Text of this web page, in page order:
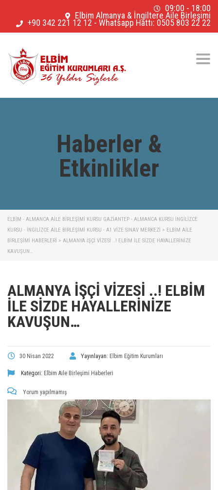
09:00 - 18:00
Elbim Almanya & İngiltere Aile Birleşimi
+90 342 221 12 12 - Whatsapp Hattı: 0505 803 22 22
Haberler &
Etkinlikler
ELBİM - ALMANCA AILE BIRLEŞIMI KURSU GAZIANTEP - ALMANCA KURSU İNGILIZCE
KURSU - İNGILIZCE AILE BIRLEŞIMI KURSU - A1 VIZE SINAV MERKEZI > ELBIM AILE
BIRLEŞIMI HABERLERI > ALMANYA İŞÇİ VİZESİ ..! ELBIM ILE SIZDE HAYALLERINIZE
KAVUŞUN…
ALMANYA İŞÇİ VİZESİ ..! ELBIM
ILE SIZDE HAYALLERINIZE
KAVUŞUN…
30 Nisan 2022 Yayınlayan: Elbim Eğitim Kurumları
Kategori: Elbim Aile Birleşimi Haberleri
Yorum yapılmamış